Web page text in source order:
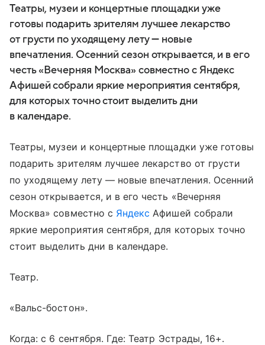
Театры, музеи и концертные площадки уже
готовы подарить зрителям лучшее лекарство
от грусти по уходящему лету — новые
впечатления. Осенний сезон открывается, и в его
честь «Вечерняя Москва» совместно с Яндекс
Афишей собрали яркие мероприятия сентября,
для которых точно стоит выделить дни
в календаре.
Театры, музеи и концертные площадки уже готовы
подарить зрителям лучшее лекарство от грусти
по уходящему лету — новые впечатления. Осенний
сезон открывается, и в его честь «Вечерняя
Москва» совместно с Яндекс Афишей собрали
яркие мероприятия сентября, для которых точно
стоит выделить дни в календаре.
Театр.
«Вальс-бостон».
Когда: с 6 сентября. Где: Театр Эстрады, 16+.